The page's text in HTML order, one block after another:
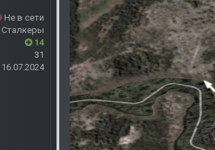
Не в сети
Сталкеры
14
31
16.07.2024